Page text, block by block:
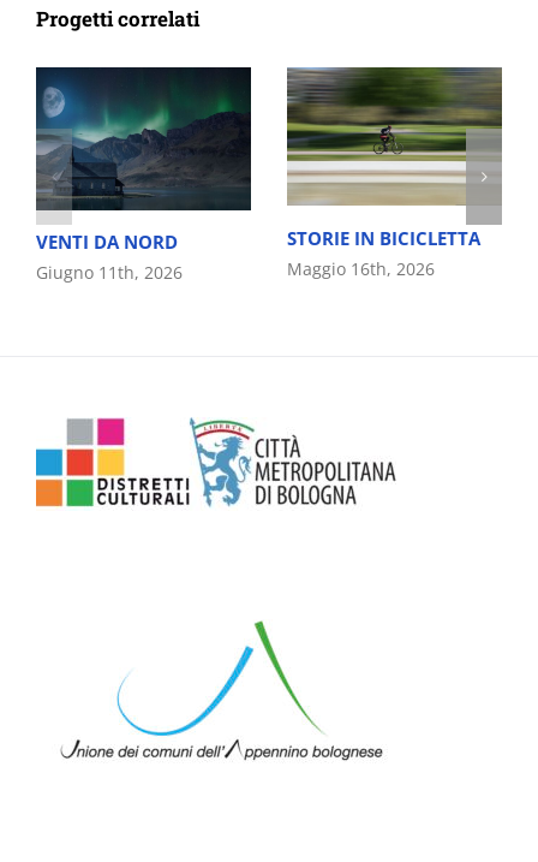
Progetti correlati
VENTI DA NORD
Giugno 11th, 2026
STORIE IN BICICLETTA
Maggio 16th, 2026